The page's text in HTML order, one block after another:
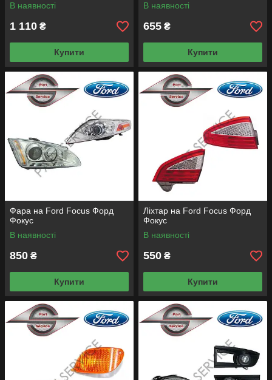
В наявності
1 110 ₴
Купити
В наявності
655 ₴
Купити
Фара на Ford Focus Форд
Фокус
В наявності
850 ₴
Купити
Ліхтар на Ford Focus Форд
Фокус
В наявності
550 ₴
Купити